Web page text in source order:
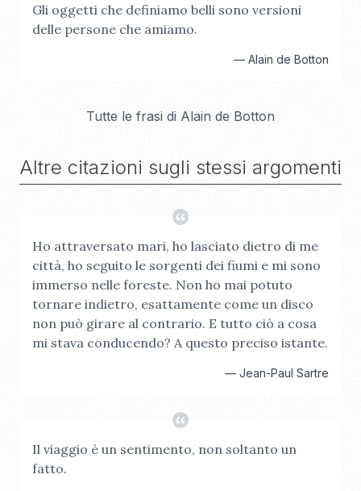
Gli oggetti che definiamo belli sono versioni
delle persone che amiamo.
— Alain de Botton
Tutte le frasi di Alain de Botton
Altre citazioni sugli stessi argomenti
Ho attraversato mari, ho lasciato dietro di me
città, ho seguito le sorgenti dei fiumi e mi sono
immerso nelle foreste. Non ho mai potuto
tornare indietro, esattamente come un disco
non può girare al contrario. E tutto ciò a cosa
mi stava conducendo? A questo preciso istante.
— Jean-Paul Sartre
Il viaggio è un sentimento, non soltanto un
fatto.